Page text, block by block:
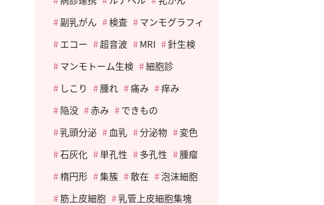
副乳がん
検査
マンモグラフィ
エコー
超音波 MRI
針生検
マンモトーム生検
細胞診
しこり
腫れ 痛み
痒み
陥没
赤み
できもの
乳頭分泌
血乳 分泌物
変色
石灰化
単孔性 多孔性
腫瘤
楕円形
集簇 散在
泡沫細胞
筋上皮細胞
乳管上皮細胞集塊